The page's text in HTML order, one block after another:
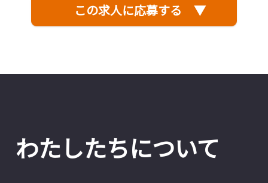
この求人に応募する ▼
わたしたちについて